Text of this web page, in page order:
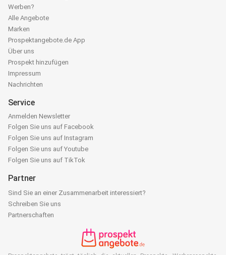
Werben?
Alle Angebote
Marken
Prospektangebote.de App
Über uns
Prospekt hinzufügen
Impressum
Nachrichten
Service
Anmelden Newsletter
Folgen Sie uns auf Facebook
Folgen Sie uns auf Instagram
Folgen Sie uns auf Youtube
Folgen Sie uns auf TikTok
Partner
Sind Sie an einer Zusammenarbeit interessiert?
Schreiben Sie uns
Partnerschaften